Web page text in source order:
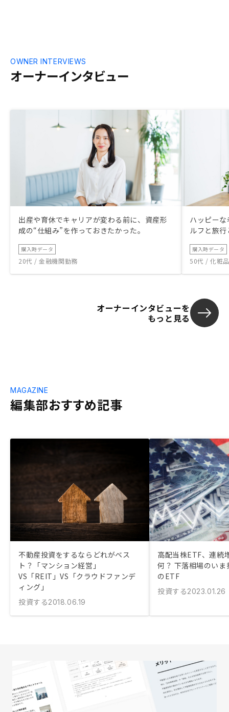
た。
オーナーインタビュー
OWNER INTERVIEWS
出産や育休でキャリアが変わる前に、資産形
成の“仕組み”を作っておきたかった。
購入時データ
20代 / 金融機関勤務
ハッピー
ルフと旅
購入時データ
50代 / 化粧
オーナーインタビューを
もっと見る
編集部おすすめ記事
MAGAZINE
不動産投資をするならどれがベス
ト？「マンション経営」
VS「REIT」VS「クラウドファンデ
ィング」
投資する2018.06.19
高配当株ETF、連続
何？ 下落相場のい
のETF
投資する2023.01.26